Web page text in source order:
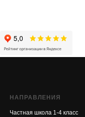
НАПРАВЛЕНИЯ
Частная школа 1-4 класс